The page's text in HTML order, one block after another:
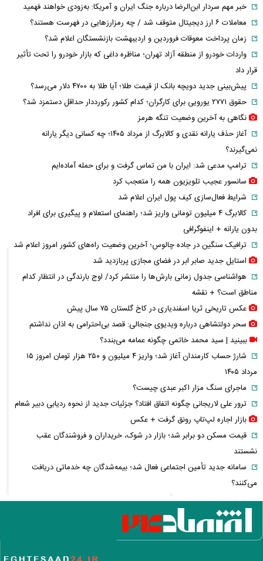
خبر مهم سردار ابن‌الرضا درباره جنگ ایران و آمریکا: به‌زودی خواهند فهمید
معاملات ۶ ارز دیجیتال متوقف شد / چه رمزارزهایی در فهرست هستند؟
زمان پرداخت معوقات فروردین و اردیبهشت بازنشستگان اعلام شد؟
واردات خودرو از منطقه آزاد تهران؛ مناظره داغی که بازار خودرو را تحت تأثیر
قرار داد
پیش‌بینی جدید دویچه‌ بانک از قیمت طلا؛ آیا طلا به ۴۷۰۰ دلار می‌رسد؟
حقوق ۲۷۷۱ یورویی برای کارگران؛ کدام کشور رکورددار حداقل دستمزد شد؟
نگاهی به آخرین وضعیت تنگه هرمز
آغاز حذف یارانه نقدی و کالابرگ از مرداد ۱۴۰۵؛ چه کسانی دیگر یارانه
نمی‌گیرند؟
ترامپ مدعی شد: ایران با من تماس گرفت و برای حمله آماده‌ایم
سانسور عجیب تلویزیون همه را متعجب کرد
شرایط فعال‌سازی کیف پول ایران اعلام شد
کالابرگ ۴ میلیون تومانی واریز شد؛ راهنمای استعلام و پیگیری برای افراد
بدون یارانه + اینفوگرافی
ترافیک سنگین در جاده چالوس؛ آخرین وضعیت راه‌های کشور امروز اعلام شد
استایل جدید صابر ابر در فضای مجازی پربازدید شد
هواشناسی جدول زمانی بارش‌ها را منتشر کرد/ اوج بارندگی در انتظار کدام
مناطق است؟ + نقشه
عکس تاریخی ثریا اسفندیاری در کاخ گلستان ۷۵ سال پیش
سحر دولتشاهی درباره ویدیوی جنجالی: قصد بی‌احترامی به اذان نداشتم
ببینید | سید محمد خاتمی چگونه عمامه می‌بندد؟
شارژ حساب کارمندان آغاز شد؛ واریز ۴ میلیون و ۲۵۰ هزار تومان امروز ۱۵
مرداد ۱۴۰۵
ماجرای سنگ مزار اکبر عبدی چیست؟
ترور علی لاریجانی چگونه اتفاق افتاد؟ جزئیات جدید از نحوه ردیابی دبیر شعام
بازار اجاره لپ‌تاپ رونق گرفت + عکس
قیمت مسکن دو برابر شد؛ بازار در شوک، خریداران و فروشندگان عقب
نشستند
سامانه جدید تأمین اجتماعی فعال شد؛ بیمه‌شدگان چه خدماتی دریافت
می‌کنند؟
اولین تصاویر از حادثه بالگرد حامل ترامپ منتشر شد
نگهبان